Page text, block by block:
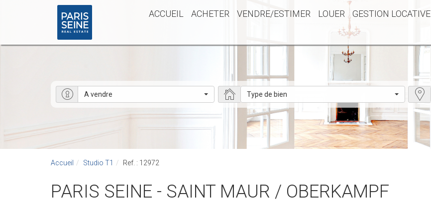
ACCUEIL ACHETER VENDRE/ESTIMER LOUER GESTION LOCATIVE
A vendre Type de bien
Accueil Studio T1 Ref. : 12972
PARIS SEINE - SAINT MAUR / OBERKAMPF